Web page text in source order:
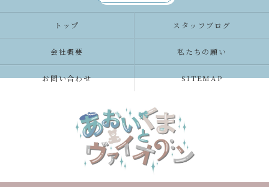
トップ スタッフブログ
会社概要 私たちの願い
お問い合わせ SITEMAP